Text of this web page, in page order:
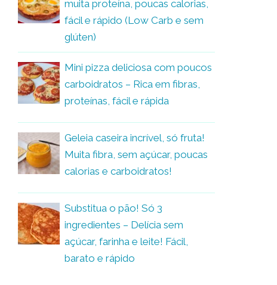
muita proteína, poucas calorias,
fácil e rápido (Low Carb e sem
glúten)
Mini pizza deliciosa com poucos
carboidratos – Rica em fibras,
proteínas, fácil e rápida
Geleia caseira incrível, só fruta!
Muita fibra, sem açúcar, poucas
calorias e carboidratos!
Substitua o pão! Só 3
ingredientes – Delícia sem
açúcar, farinha e leite! Fácil,
barato e rápido